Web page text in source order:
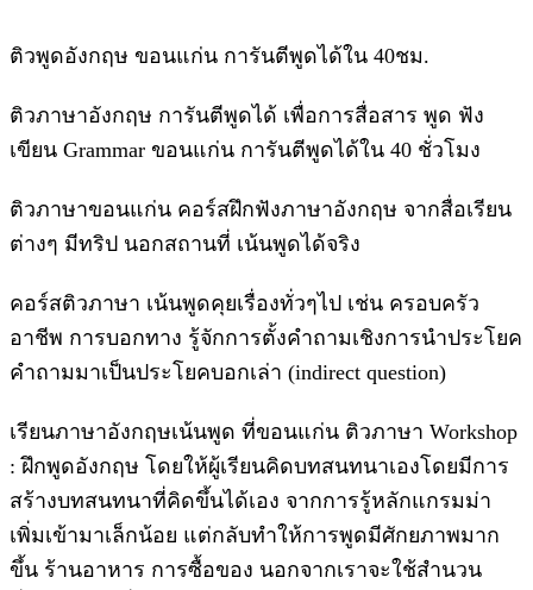
ติวพูดอังกฤษ ขอนแก่น การันตีพูดได้ใน 40ชม.
ติวภาษาอังกฤษ การันตีพูดได้ เพื่อการสื่อสาร พูด ฟัง
เขียน Grammar ขอนแก่น การันตีพูดได้ใน 40 ชั่วโมง
ติวภาษาขอนแก่น คอร์สฝึกฟังภาษาอังกฤษ จากสื่อเรียน
ต่างๆ มีทริป นอกสถานที่ เน้นพูดได้จริง
คอร์สติวภาษา เน้นพูดคุยเรื่องทั่วๆไป เช่น ครอบครัว
อาชีพ การบอกทาง รู้จักการตั้งคำถามเชิงการนำประโยค
คำถามมาเป็นประโยคบอกเล่า (indirect question)
เรียนภาษาอังกฤษเน้นพูด ที่ขอนแก่น ติวภาษา Workshop
: ฝึกพูดอังกฤษ โดยให้ผู้เรียนคิดบทสนทนาเองโดยมีการ
สร้างบทสนทนาที่คิดขึ้นได้เอง จากการรู้หลักแกรมม่า
เพิ่มเข้ามาเล็กน้อย แต่กลับทำให้การพูดมีศักยภาพมาก
ขึ้น ร้านอาหาร การซื้อของ นอกจากเราจะใช้สำนวน